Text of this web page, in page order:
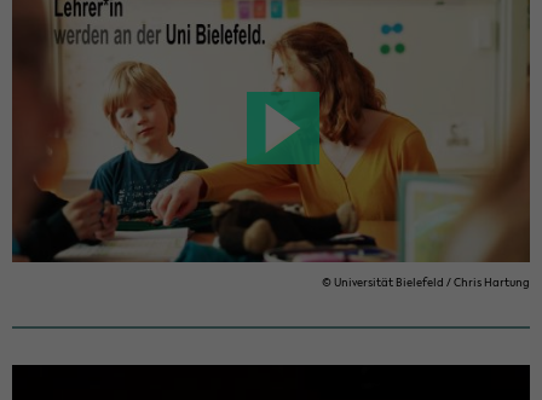
© Uni­ver­si­tät Bie­le­feld / Chris Har­tung